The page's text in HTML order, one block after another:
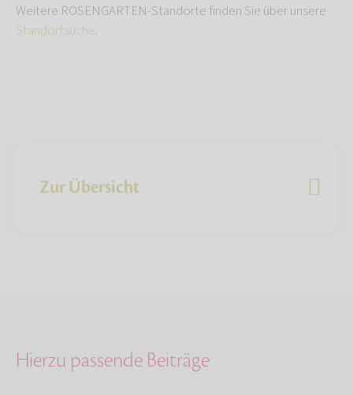
Weitere ROSENGARTEN-Standorte finden Sie über unsere
Standortsuche.
Zur Übersicht
Hierzu passende Beiträge